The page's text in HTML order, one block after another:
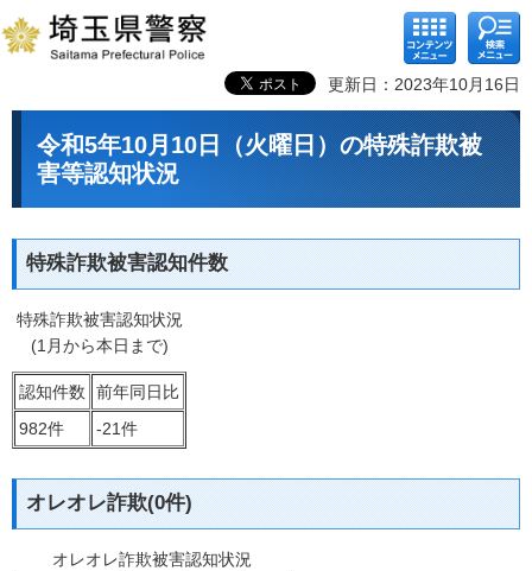
コンテ
ンツメ
ニュー
検索メ
ニュー
更新日：2023年10月16日
令和5年10月10日（火曜日）の特殊詐欺被
害等認知状況
特殊詐欺被害認知件数
特殊詐欺被害認知状況
(1月から本日まで)
認知件数
前年同日比
982件
-21件
オレオレ詐欺(0件)
オレオレ詐欺被害認知状況